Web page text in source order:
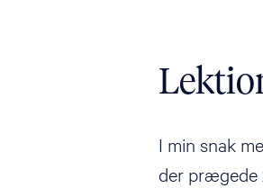
I min snak
der prægede